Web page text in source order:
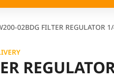
02BDG FILTER REGULATOR